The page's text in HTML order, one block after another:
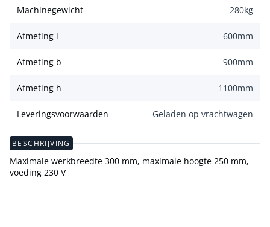
Machinegewicht 280kg
Afmeting l 600mm
Afmeting b 900mm
Afmeting h 1100mm
Leveringsvoorwaarden Geladen op vrachtwagen
BESCHRIJVING
Maximale werkbreedte 300 mm, maximale hoogte 250 mm,
voeding 230 V